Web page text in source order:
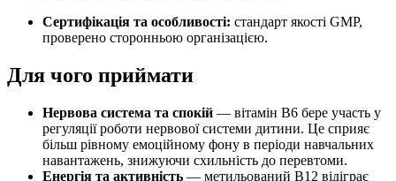
Сертифікація та особливості: стандарт якості GMP,
проверено сторонньою організацією.
Для чого приймати
Нервова система та спокій — вітамін B6 бере участь у
регуляції роботи нервової системи дитини. Це сприяє
більш рівному емоційному фону в періоди навчальних
навантажень, знижуючи схильність до перевтоми.
Енергія та активність — метильований B12 відіграє